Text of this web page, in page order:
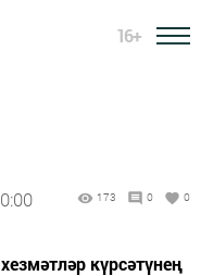
16+
173 0 0
күрсәтүнең